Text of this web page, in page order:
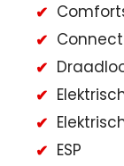
ESP